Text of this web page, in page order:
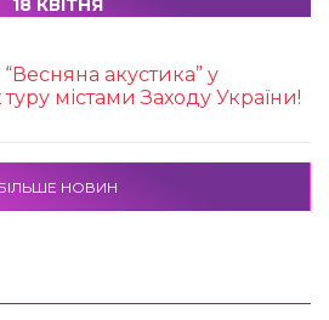
18 КВІТНЯ
акустика” у
містами Заходу України!
НОВИН